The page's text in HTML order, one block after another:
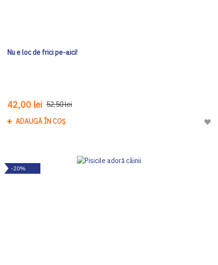
Nu e loc de frici pe-aici!
42,00 lei 52,50 lei
ADAUGĂ ÎN COȘ
-20%